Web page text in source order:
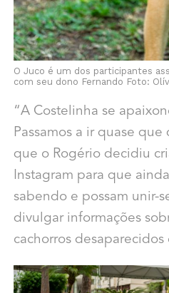
O Juco é um dos participantes
com seu dono Fernando Foto:
“A Costelinha se
Passamos a ir quase
que o Rogério decidiu
Instagram para que
sabendo e possam unir-
divulgar informações
cachorros desaparecidos